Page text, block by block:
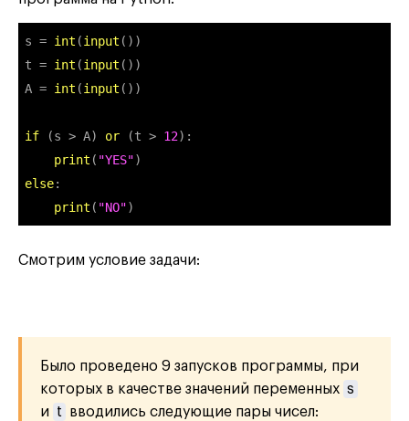
s = int (input ())
t = int (input ())
A = int (input ())
if (s > A) or (t > 12):
print ( "YES"
else:
print ( "NO")
Смотрим условие задачи:
Было проведено 9 запусков программы, при
которых в качестве значений переменных s
и t вводились следующие пары чисел: